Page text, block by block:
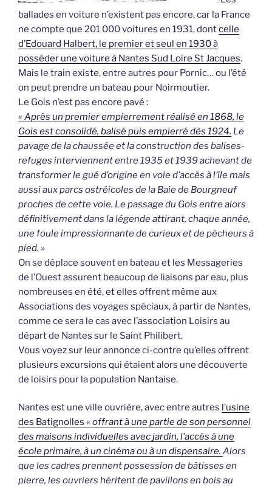
ballades en voiture n’existent pas encore, car la France
ne compte que 201 000 voitures en 1931, dontcelle
d’Edouard Halbert, le premier et seul en 1930 à
posséder une voiture à Nantes Sud Loire St Jacques.
Mais le train existe, entre autres pour Pornic… ou l’été
on peut prendre un bateau pour Noirmoutier.
Le Gois n’est pas encore pavé :
« Après un premier empierrement réalisé en 1868, le
Gois est consolidé, balisé puis empierré dès 1924. Le
pavage de la chaussée et la construction des balises-
refuges interviennent entre 1935 et 1939 achevant de
transformer le gué d’origine en voie d’accès à l’île mais
aussi aux parcs ostréicoles de la Baie de Bourgneuf
proches de cette voie. Le passage du Gois entre alors
définitivement dans la légende attirant, chaque année,
une foule impressionnante de curieux et de pêcheurs à
pied. »
On se déplace souvent en bateau et les Messageries
de l’Ouest assurent beaucoup de liaisons par eau, plus
nombreuses en été, et elles offrent même aux
Associations des voyages spéciaux, à partir de Nantes,
comme ce sera le cas avec l’association Loisirs au
départ de Nantes sur le Saint Philibert.
Vous voyez sur leur annonce ci-contre qu’elles offrent
plusieurs excursions qui étaient alors une découverte
de loisirs pour la population Nantaise.
Nantes est une ville ouvrière, avec entre autres l’usine
des Batignolles « offrant à une partie de son personnel
des maisons individuelles avec jardin, l’accès à une
école primaire, à un cinéma ou à un dispensaire. Alors
que les cadres prennent possession de bâtisses en
pierre, les ouvriers héritent de pavillons en bois au